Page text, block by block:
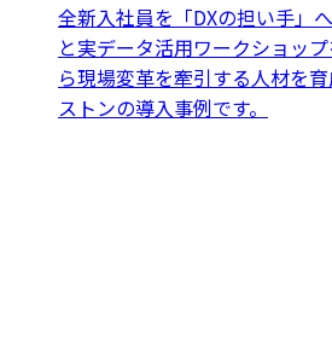
全新入社員を「DXの担い手」
と実データ活用ワークショッ
ら現場変革を牽引する人材を
ストンの導入事例です。